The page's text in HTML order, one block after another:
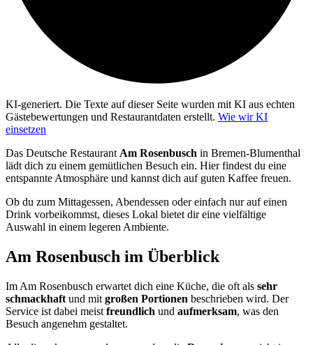
KI-generiert. Die Texte auf dieser Seite wurden mit KI aus echten
Gästebewertungen und Restaurantdaten erstellt. Wie wir KI
einsetzen
Das Deutsche Restaurant Am Rosenbusch in Bremen-Blumenthal
lädt dich zu einem gemütlichen Besuch ein. Hier findest du eine
entspannte Atmosphäre und kannst dich auf guten Kaffee freuen.
Ob du zum Mittagessen, Abendessen oder einfach nur auf einen
Drink vorbeikommst, dieses Lokal bietet dir eine vielfältige
Auswahl in einem legeren Ambiente.
Am Rosenbusch im Überblick
Im Am Rosenbusch erwartet dich eine Küche, die oft als sehr
schmackhaft und mit großen Portionen beschrieben wird. Der
Service ist dabei meist freundlich und aufmerksam, was den
Besuch angenehm gestaltet.